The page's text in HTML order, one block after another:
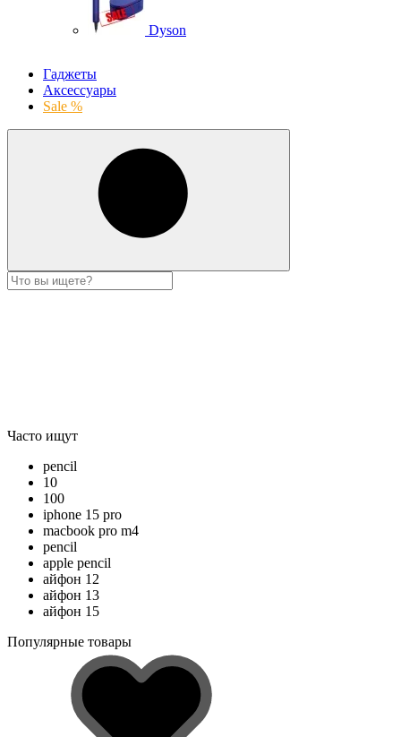
Dyson
Гаджеты
Аксессуары
Sale %
Часто ищут
pencil
10
100
iphone 15 pro
macbook pro m4
pencil
apple pencil
айфон 12
айфон 13
айфон 15
Популярные товары